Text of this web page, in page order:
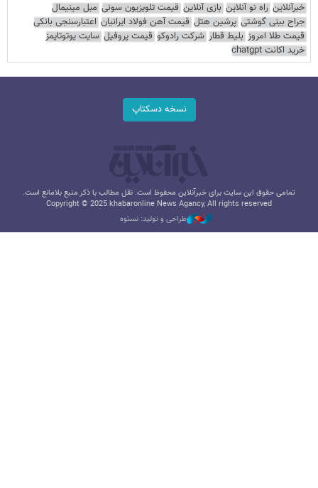
خبرآنلاین راه نو آنلاین بازی آنلاین قیمت تلویزیون سونی مبل مینیمال
جراح بینی گوشتی پرشین هتل قیمت آهن فولاد ایرانیان اعتبارسنجی بانکی
قیمت طلا امروز بلیط قطار شرکت رادوکو قیمت پروفیل سایت یوتوتایمز
خرید اکانت chatgpt
نسخه دسکتاپ
تمامی حقوق این سایت برای خبرآنلاین محفوظ است. نقل مطالب با ذکر منبع بلامانع است.
Copyright © 2025 khabaronline News Agancy, All rights reserved
طراحی و تولید: نستوه